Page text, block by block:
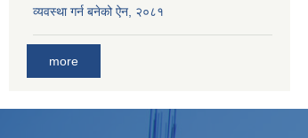
व्यवस्था गर्न बनेको ऐन, २०८१
more